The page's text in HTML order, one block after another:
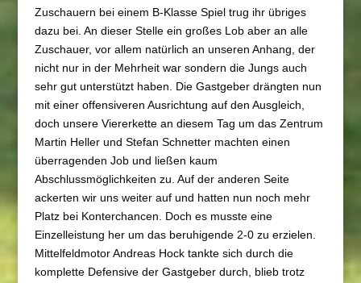
Zuschauern bei einem B-Klasse Spiel trug ihr übriges
dazu bei. An dieser Stelle ein großes Lob aber an alle
Zuschauer, vor allem natürlich an unseren Anhang, der
nicht nur in der Mehrheit war sondern die Jungs auch
sehr gut unterstützt haben. Die Gastgeber drängten nun
mit einer offensiveren Ausrichtung auf den Ausgleich,
doch unsere Viererkette an diesem Tag um das Zentrum
Martin Heller und Stefan Schnetter machten einen
überragenden Job und ließen kaum
Abschlussmöglichkeiten zu. Auf der anderen Seite
ackerten wir uns weiter auf und hatten nun noch mehr
Platz bei Konterchancen. Doch es musste eine
Einzelleistung her um das beruhigende 2-0 zu erzielen.
Mittelfeldmotor Andreas Hock tankte sich durch die
komplette Defensive der Gastgeber durch, blieb trotz